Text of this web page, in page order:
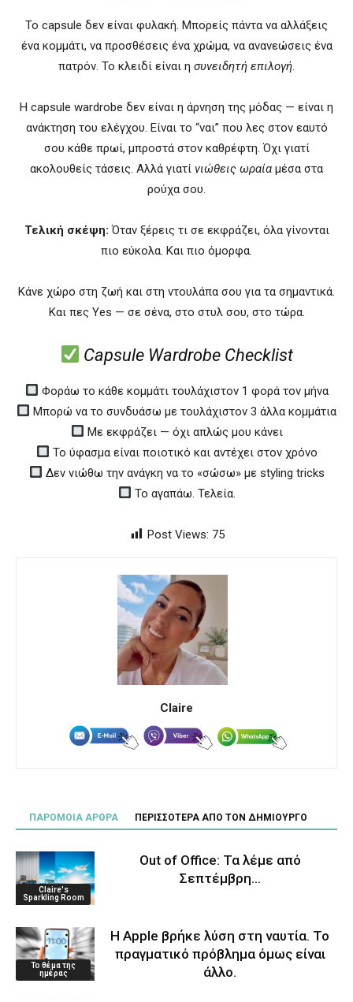
Το capsule δεν είναι φυλακή. Μπορείς πάντα να αλλάξεις
ένα κομμάτι, να προσθέσεις ένα χρώμα, να ανανεώσεις ένα
πατρόν. Το κλειδί είναι η συνειδητή επιλογή
Η capsule wardrobe δεν είναι η άρνηση της μόδας — είναι η
ανάκτηση του ελέγχου. Είναι το “ναι” που λες στον εαυτό
σου κάθε πρωί, μπροστά στον καθρέφτη. Όχι γιατί
ακολουθείς τάσεις. Αλλά γιατί νιώθεις ωραία μέσα στα
ρούχα σου.
Τελική σκέψη:Όταν ξέρεις τι σε εκφράζει, όλα γίνονται
πιο εύκολα. Και πιο όμορφα.
Κάνε χώρο στη ζωή και στη ντουλάπα σου για τα σημαντικά.
Και πες Yes — σε σένα, στο στυλ σου, στο τώρα.
Capsule Wardrobe Checklist
Φοράω το κάθε κομμάτι τουλάχιστον 1 φορά τον μήνα
Μπορώ να το συνδυάσω με τουλάχιστον 3 άλλα κομμάτια
Με εκφράζει — όχι απλώς μου κάνει
Το ύφασμα είναι ποιοτικό και αντέχει στον χρόνο
Δεν νιώθω την ανάγκη να το «σώσω» με styling tricks
Το αγαπάω. Τελεία.
Post Views: 75
Claire
ΠΑΡΟΜΟΙΑ ΑΡΘΡΑ ΠΕΡΙΣΣΟΤΕΡΑ ΑΠΟ ΤΟΝ ΔΗΜΙΟΥΡΓΟ
Claire's
Sparkling Room
Out of Office: Τα λέμε από
Σεπτέμβρη…
Το θέμα της
ημέρας
Η Apple βρήκε λύση στη ναυτία. Το
πραγματικό πρόβλημα όμως είναι
άλλο.